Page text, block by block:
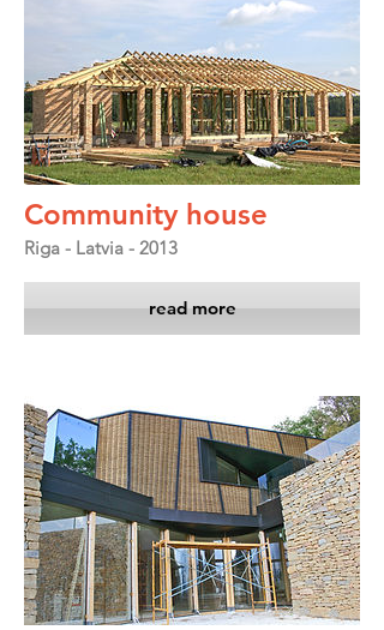
Community house
Riga - Latvia - 2013
read more